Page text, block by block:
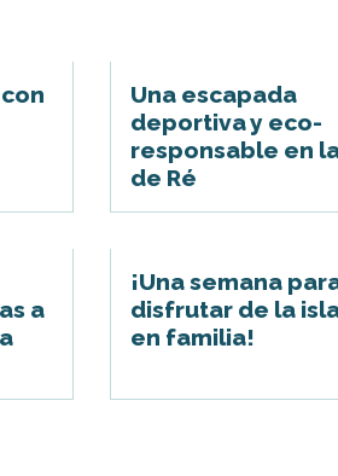
Una escapada
deportiva y eco-
responsable en
de Ré
a
¡Una semana
disfrutar de la
en familia!